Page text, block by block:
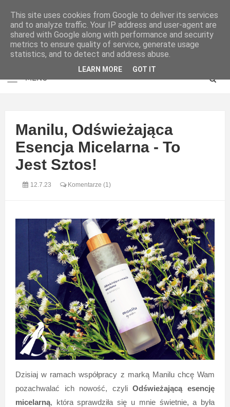
Manilu, Odświeżająca
Esencja Micelarna - To
Jest Sztos!
12.7.23 Komentarze (1)
Dzisiaj w ramach współpracy z marką Manilu chcę Wam
pozachwalać ich nowość, czyliOdświeżającą esencję
micelarną, która sprawdziła się u mnie świetnie, a była
This site uses cookies from Google to deliver its services
and to analyze traffic. Your IP address and user-agent are
shared with Google along with performance and security
metrics to ensure quality of service, generate usage
statistics, and to detect and address abuse.
LEARN MORE GOT IT